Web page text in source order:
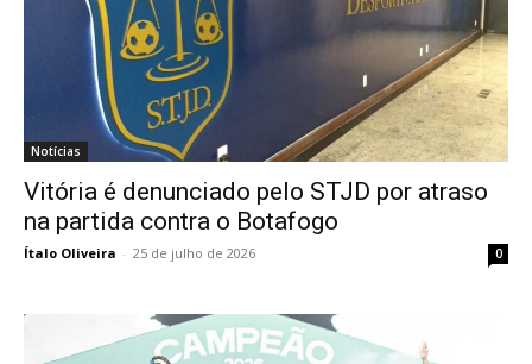
Notícias
Vitória é denunciado pelo STJD por atraso
na partida contra o Botafogo
Ítalo Oliveira - 25 de julho de 2026 0